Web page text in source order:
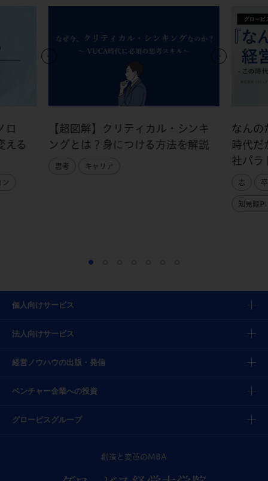
ロ
える
ン
【超図解】クリティカル・シンキ
ングとは？身につける方法を解説
思考 キャリア
なんの
時代だ
社パラ
志
知見録
個人向けサービス
法人向けサービス
経営ノウハウの出版・発信
ベンチャー企業への投資
グロービスグループ
創造と変革のMBA